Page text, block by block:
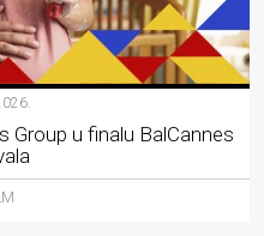
Group u finalu BalCannes